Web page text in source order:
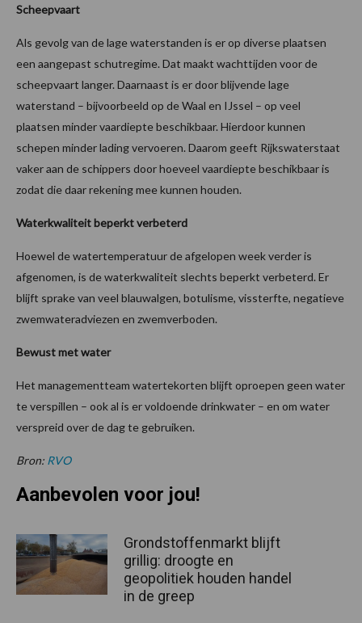
Scheepvaart
Als gevolg van de lage waterstanden is er op diverse plaatsen
een aangepast schutregime. Dat maakt wachttijden voor de
scheepvaart langer. Daarnaast is er door blijvende lage
waterstand – bijvoorbeeld op de Waal en IJssel – op veel
plaatsen minder vaardiepte beschikbaar. Hierdoor kunnen
schepen minder lading vervoeren. Daarom geeft Rijkswaterstaat
vaker aan de schippers door hoeveel vaardiepte beschikbaar is
zodat die daar rekening mee kunnen houden.
Waterkwaliteit beperkt verbeterd
Hoewel de watertemperatuur de afgelopen week verder is
afgenomen, is de waterkwaliteit slechts beperkt verbeterd. Er
blijft sprake van veel blauwalgen, botulisme, vissterfte, negatieve
zwemwateradviezen en zwemverboden.
Bewust met water
Het managementteam watertekorten blijft oproepen geen water
te verspillen – ook al is er voldoende drinkwater – en om water
verspreid over de dag te gebruiken.
Bron: RVO
Aanbevolen voor jou!
Grondstoffenmarkt blijft
grillig: droogte en
geopolitiek houden handel
in de greep